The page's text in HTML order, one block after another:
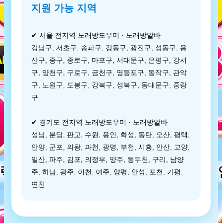
지원 가능 지역
✔ 서울 전지역 노래방도우미 · 노래방알바
강남구, 서초구, 송파구, 강동구, 광진구, 성동구, 용
산구, 중구, 종로구, 마포구, 서대문구, 은평구, 강서
구, 양천구, 구로구, 금천구, 영등포구, 동작구, 관악
구, 노원구, 도봉구, 강북구, 성북구, 동대문구, 중랑
구
✔ 경기도 전지역 노래방도우미 · 노래방알바
성남, 분당, 판교, 수원, 용인, 화성, 동탄, 오산, 평택,
안양, 군포, 의왕, 과천, 광명, 부천, 시흥, 안산, 고양,
일산, 파주, 김포, 의정부, 양주, 동두천, 구리, 남양
주, 하남, 광주, 이천, 여주, 양평, 안성, 포천, 가평,
연천